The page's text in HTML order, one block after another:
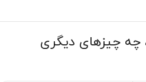
چه چیزهای دیگری